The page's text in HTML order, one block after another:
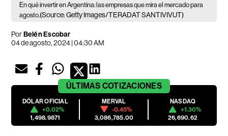
En qué invertir en Argentina: las empresas que mira el mercado para
agosto.(Source: Getty Images/TERADAT SANTIVIVUT)
PorBelén Escobar
04 de agosto, 2024 | 04:30 AM
ÚLTIMAS COTIZACIONES
DÓLAR OFICIAL
+0.02%
1,498.9871
MERVAL
-0.45%
3,086,785.00
NASDAQ
+1.30%
26,690.62